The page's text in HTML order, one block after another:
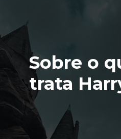
Sobre o
trata